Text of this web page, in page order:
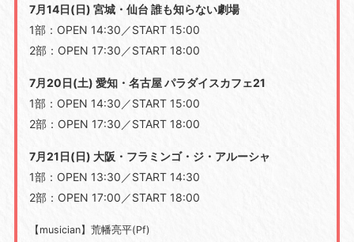
7月14日(日) 宮城・仙台 誰も知らない劇場
1部：OPEN 14:30／START 15:00
2部：OPEN 17:30／START 18:00
7月20日(土) 愛知・名古屋 パラダイスカフェ21
1部：OPEN 14:30／START 15:00
2部：OPEN 17:30／START 18:00
7月21日(日) 大阪・フラミンゴ・ジ・アルーシャ
1部：OPEN 13:30／START 14:30
2部：OPEN 17:00／START 18:00
【musician】荒幡亮平(Pf)